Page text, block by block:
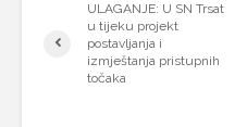
ULAGANJE: U SN Trsat
u tijeku projekt
postavljanja i
izmještanja pristupnih
točaka